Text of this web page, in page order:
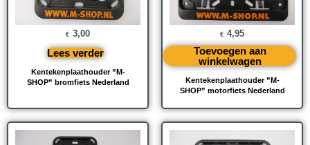
Kentekenplaathouder ”M-
SHOP” bromfiets Nederland
€ 3,00
Lees verder
Kentekenplaathouder ”M-
SHOP” motorfiets Nederland
€ 4,95
Toevoegen aan
winkelwagen